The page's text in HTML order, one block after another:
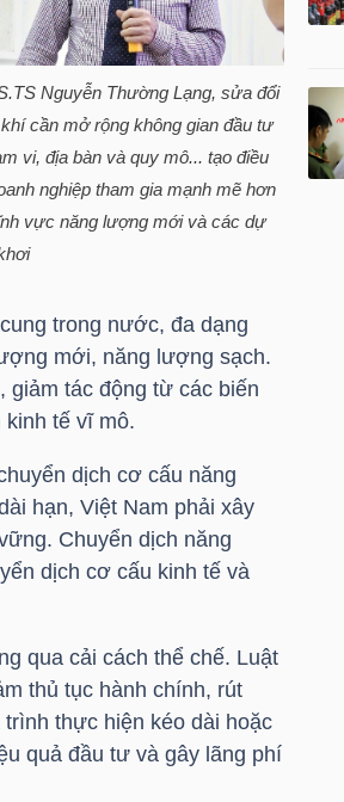
Nguyễn Thường Lạng, sửa đổi
cần mở rộng không gian đầu tư
vi, địa bàn và quy mô... tạo điều
nghiệp tham gia mạnh mẽ hơn
vực năng lượng mới và các dự
trong nước, đa dạng
mới, năng lượng sạch.
tác động từ các biến
tế vĩ mô.
dịch cơ cấu năng
hạn, Việt Nam phải xây
Chuyển dịch năng
dịch cơ cấu kinh tế và
qua cải cách thể chế. Luật
thủ tục hành chính, rút
thực hiện kéo dài hoặc
quả đầu tư và gây lãng phí